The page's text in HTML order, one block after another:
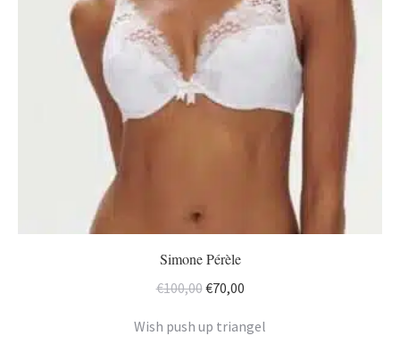
Simone Pérèle
€100,00Oorspronkelijke
was:
€70,00Huidige
is:
Wish push up triangel